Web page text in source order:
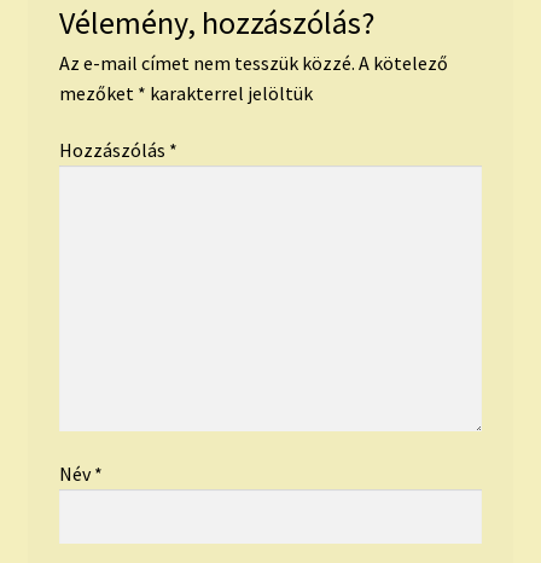
Vélemény, hozzászólás?
Az e-mail címet nem tesszük közzé. A kötelező
mezőket * karakterrel jelöltük
Hozzászólás *
Név*